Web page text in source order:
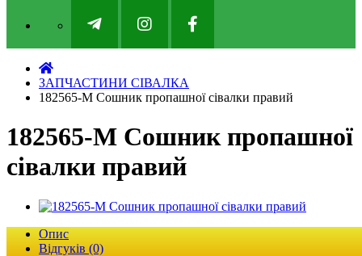
ЗАПЧАСТИНИ СІВАЛКА
182565-M Сошник пропашної сівалки правий
182565-M Сошник пропашної
сівалки правий
Опис
Відгуків (0)